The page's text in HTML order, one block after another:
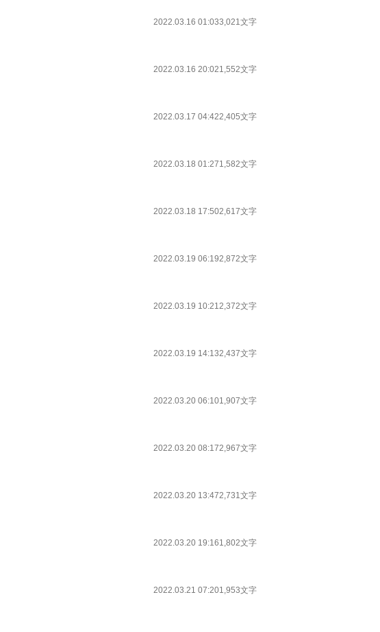
2022.03.16 01:033,021文字
2022.03.16 20:021,552文字
2022.03.17 04:422,405文字
2022.03.18 01:271,582文字
2022.03.18 17:502,617文字
2022.03.19 06:192,872文字
2022.03.19 10:212,372文字
2022.03.19 14:132,437文字
2022.03.20 06:101,907文字
2022.03.20 08:172,967文字
2022.03.20 13:472,731文字
2022.03.20 19:161,802文字
2022.03.21 07:201,953文字